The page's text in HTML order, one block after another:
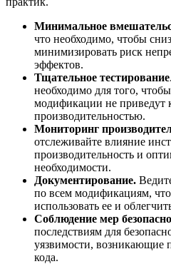
Минимальное
что необходимо, чтобы
минимизировать риск
эффектов.
Тщательное тестирование
необходимо для того,
модификации не приведут
производительностью.
Мониторинг
отслеживайте влияние
производительность и
необходимости.
Документирование.
по всем модификациям,
использовать ее и
Соблюдение мер
последствиям для
уязвимости, возникающие
кода.